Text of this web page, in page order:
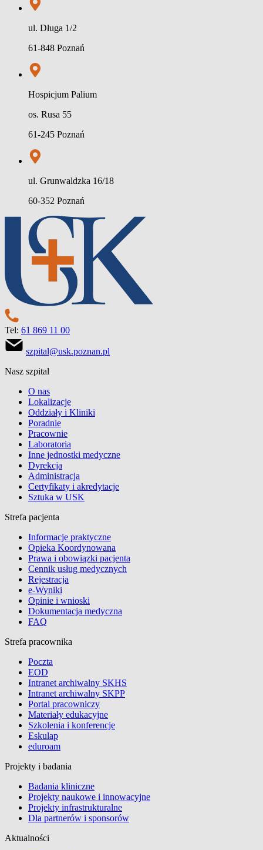
ul. Długa 1/2
61-848 Poznań
Hospicjum Palium
os. Rusa 55
61-245 Poznań
ul. Grunwaldzka 16/18
60-352 Poznań
Tel: 61 869 11 00
szpital@usk.poznan.pl
Nasz szpital
O nas
Lokalizacje
Oddziały i Kliniki
Poradnie
Pracownie
Laboratoria
Inne jednostki medyczne
Dyrekcja
Administracja
Certyfikaty i akredytacje
Sztuka w USK
Strefa pacjenta
Informacje praktyczne
Opieka Koordynowana
Prawa i obowiązki pacjenta
Cennik usług medycznych
Rejestracja
e-Wyniki
Opinie i wnioski
Dokumentacja medyczna
FAQ
Strefa pracownika
Poczta
EOD
Intranet archiwalny SKHS
Intranet archiwalny SKPP
Portal pracowniczy
Materiały edukacyjne
Szkolenia i konferencje
Eskulap
eduroam
Projekty i badania
Badania kliniczne
Projekty naukowe i innowacyjne
Projekty infrastrukturalne
Dla partnerów i sponsorów
Aktualności